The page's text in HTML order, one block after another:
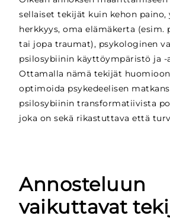
sellaiset tekijät kuin kehon paino,
herkkyys, oma elämäkerta (esim.
tai jopa traumat), psykologinen
psilosybiinin käyttöympäristö ja -
Ottamalla nämä tekijät
optimoida psykedeelisen
psilosybiinin transformatiivista
joka on sekä rikastuttava että
Annosteluun
vaikuttavat